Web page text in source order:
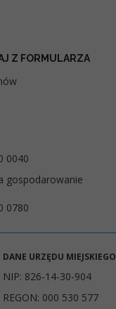
Z FORMULARZA
0040
gospodarowanie
0780
DANE URZĘDU MIEJSKIEGO
NIP: 826-14-30-904
REGON: 000 530 577